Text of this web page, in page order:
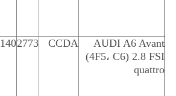
AUDI A6 Avant
(4F5، C6) 2.8 FSI
quattro
CCDA
2773
140